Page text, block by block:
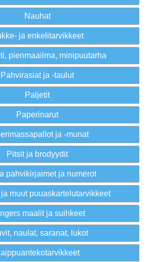
Nauhat
ja enkelitarvikkeet
pienmaailma, minipuutarha
Pahvirasiat ja -taulut
Paljetit
Paperinarut
ja -munat
Pitsit ja brodyydit
pahvikirjaimet ja numerot
muut puuaskartelutarvikkeet
maalit ja suihkeet
naulat, saranat, lukot